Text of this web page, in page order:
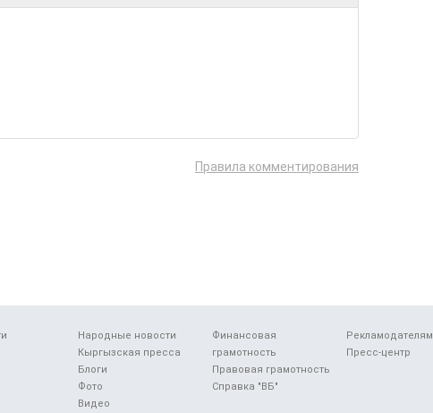
Правила комментирования
Народные новости
Кыргызская пресса
Блоги
Фото
Видео
Финансовая
грамотность
Правовая грамотность
Справка "ВБ"
Рекламодателям
Пресс-центр